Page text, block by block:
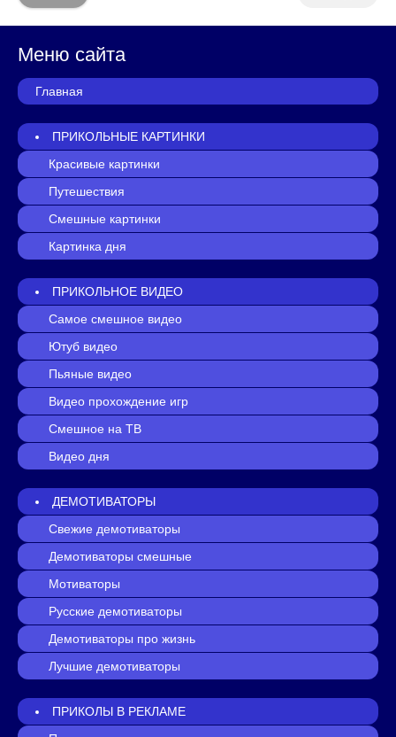
Меню сайта
Главная
ПРИКОЛЬНЫЕ КАРТИНКИ
Красивые картинки
Путешествия
Смешные картинки
Картинка дня
ПРИКОЛЬНОЕ ВИДЕО
Самое смешное видео
Ютуб видео
Пьяные видео
Видео прохождение игр
Смешное на ТВ
Видео дня
ДЕМОТИВАТОРЫ
Свежие демотиваторы
Демотиваторы смешные
Мотиваторы
Русские демотиваторы
Демотиваторы про жизнь
Лучшие демотиваторы
ПРИКОЛЫ В РЕКЛАМЕ